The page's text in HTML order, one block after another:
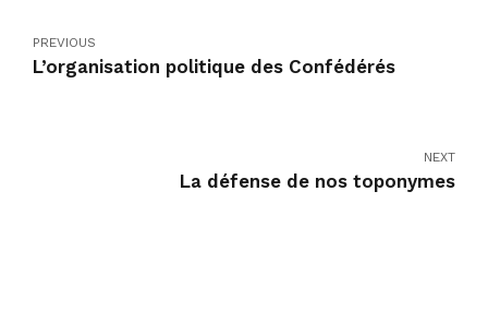
PREVIOUS
L’organisation politique des Confédérés
NEXT
La défense de nos toponymes